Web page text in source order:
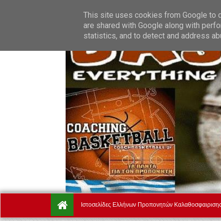
Friday, August 7. Ποιοί Είμαστε Όροι Χρήσης
Ιστοσελίδες Ελλήνων Προπονητών Καλαθοσφαιρισης
This site uses cookies from Google to
are shared with Google along with
statistics, and to detect and address